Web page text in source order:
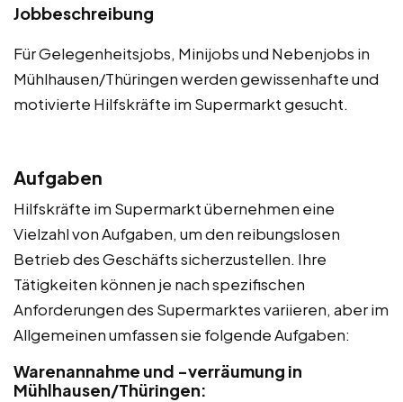
Jobbeschreibung
Für Gelegenheitsjobs, Minijobs und Nebenjobs in
Mühlhausen/Thüringen werden gewissenhafte und
motivierte Hilfskräfte im Supermarkt gesucht.
Aufgaben
Hilfskräfte im Supermarkt übernehmen eine
Vielzahl von Aufgaben, um den reibungslosen
Betrieb des Geschäfts sicherzustellen. Ihre
Tätigkeiten können je nach spezifischen
Anforderungen des Supermarktes variieren, aber im
Allgemeinen umfassen sie folgende Aufgaben:
Warenannahme und -verräumung in
Mühlhausen/Thüringen: